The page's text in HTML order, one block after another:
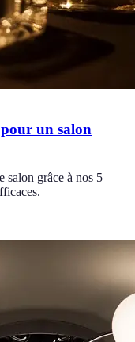
un salon
salon grâce à nos 5